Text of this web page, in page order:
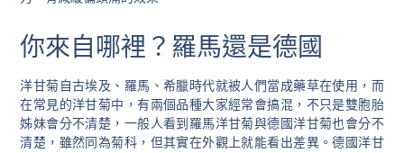
你來自哪裡？羅馬還是德國
洋甘菊自古埃及、羅馬、希臘時代就被人們當成藥草在使用，而
在常見的洋甘菊中，有兩個品種大家經常會搞混，不只是雙胞胎
姊妹會分不清楚，一般人看到羅馬洋甘菊與德國洋甘菊也會分不
清楚，雖然同為菊科，但其實在外觀上就能看出差異。德國洋甘